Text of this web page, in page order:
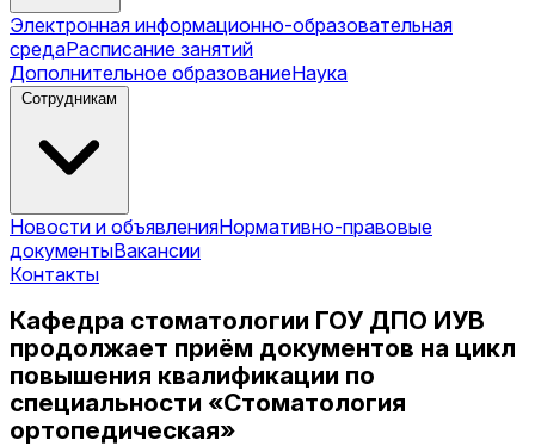
Электронная информационно-образовательная
средаРасписание занятий
Дополнительное образованиеНаука
Сотрудникам
Новости и объявленияНормативно-правовые
документыВакансии
Контакты
Кафедра стоматологии ГОУ ДПО ИУВ
продолжает приём документов на цикл
повышения квалификации по
специальности «Стоматология
ортопедическая»